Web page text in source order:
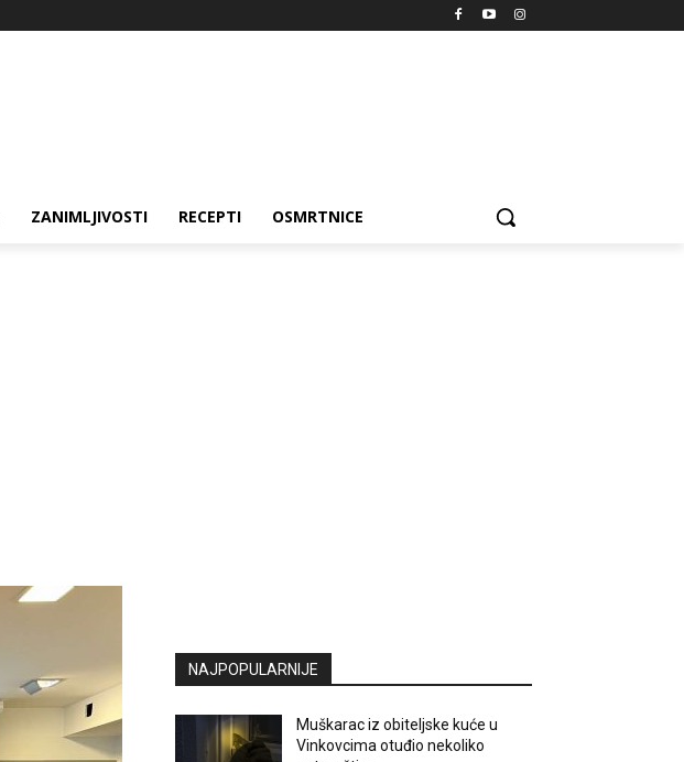
ZANIMLJIVOSTI RECEPTI OSMRTNICE
NAJPOPULARNIJE
Muškarac iz obiteljske kuće u
Vinkovcima otuđio nekoliko